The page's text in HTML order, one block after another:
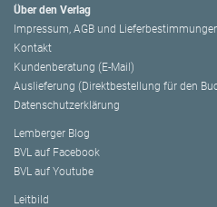
Über den Verlag
Impressum, AGB und
Kontakt
Kundenberatung (E-Mail)
Auslieferung (Direktbestellung für den
Datenschutzerklärung
Lemberger Blog
BVL auf Facebook
BVL auf Youtube
Leitbild